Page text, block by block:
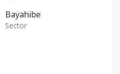
Bayahibe
Sector